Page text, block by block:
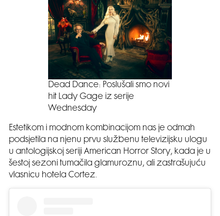
Dead Dance: Poslušali smo novi
hit Lady Gage iz serije
Wednesday
Estetikom i modnom kombinacijom nas je odmah
podsjetila na njenu prvu službenu televizijsku ulogu
u antologijskoj seriji American Horror Story, kada je u
šestoj sezoni tumačila glamuroznu, ali zastrašujuću
vlasnicu hotela Cortez.